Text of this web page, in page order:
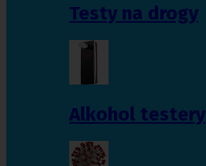
Testy na drogy
Alkohol testery